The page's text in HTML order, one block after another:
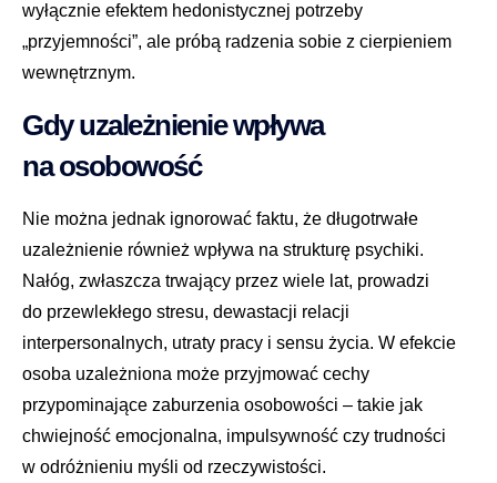
wyłącznie efektem hedonistycznej potrzeby
„przyjemności”, ale próbą radzenia sobie z cierpieniem
wewnętrznym.
Gdy uzależnienie wpływa
na osobowość
Nie można jednak ignorować faktu, że długotrwałe
uzależnienie również wpływa na strukturę psychiki.
Nałóg, zwłaszcza trwający przez wiele lat, prowadzi
do przewlekłego stresu, dewastacji relacji
interpersonalnych, utraty pracy i sensu życia. W efekcie
osoba uzależniona może przyjmować cechy
przypominające zaburzenia osobowości – takie jak
chwiejność emocjonalna, impulsywność czy trudności
w odróżnieniu myśli od rzeczywistości.